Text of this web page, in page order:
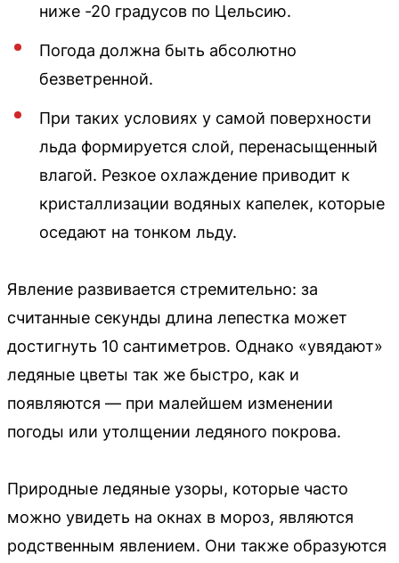
ниже -20 градусов по Цельсию.
Погода должна быть абсолютно
безветренной.
При таких условиях у самой поверхности
льда формируется слой, перенасыщенный
влагой. Резкое охлаждение приводит к
кристаллизации водяных капелек, которые
оседают на тонком льду.
Явление развивается стремительно: за
считанные секунды длина лепестка может
достигнуть 10 сантиметров. Однако «увядают»
ледяные цветы так же быстро, как и
появляются — при малейшем изменении
погоды или утолщении ледяного покрова.
Природные ледяные узоры, которые часто
можно увидеть на окнах в мороз, являются
родственным явлением. Они также образуются